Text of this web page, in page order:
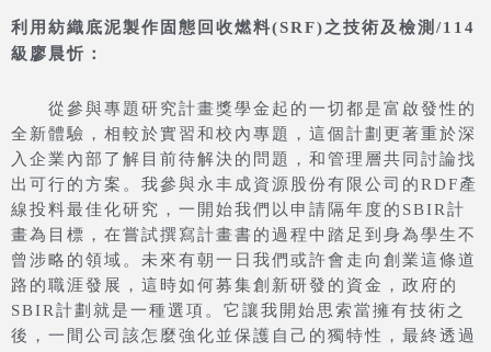
利用紡織底泥製作固態回收燃料(SRF)之技術及檢測/114
級廖晨忻：
從參與專題研究計畫獎學金起的一切都是富啟發性的
全新體驗，相較於實習和校內專題，這個計劃更著重於深
入企業內部了解目前待解決的問題，和管理層共同討論找
出可行的方案。我參與永丰成資源股份有限公司的RDF產
線投料最佳化研究，一開始我們以申請隔年度的SBIR計
畫為目標，在嘗試撰寫計畫書的過程中踏足到身為學生不
曾涉略的領域。未來有朝一日我們或許會走向創業這條道
路的職涯發展，這時如何募集創新研發的資金，政府的
SBIR計劃就是一種選項。它讓我開始思索當擁有技術之
後，一間公司該怎麼強化並保護自己的獨特性，最終透過